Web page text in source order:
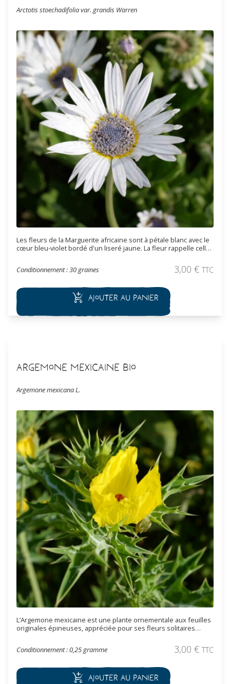
Arctotis stoechadifolia var. grandis Warren
Les fleurs de la Marguerite africaine sont à pétale blanc avec le
cœur bleu-violet bordé d'un liseré jaune. La fleur rappelle celle
jusqu’à fin septembre. Cette plante est intéressante en
bordure, rocaille et massif.
Conditionnement : 30 graines 3,00 € TTC
Ajouter au panier
Argemone mexicaine Bio
Argemone mexicana L.
L’Argemone mexicaine est une plante ornementale aux feuilles
originales épineuses, appréciée pour ses fleurs solitaires
Plante toxique.
Conditionnement : 0,25 gramme 3,00 € TTC
Ajouter au panier